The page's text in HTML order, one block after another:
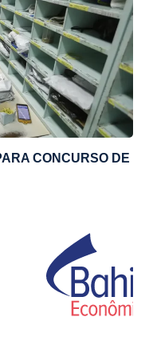
CONCURSO DE